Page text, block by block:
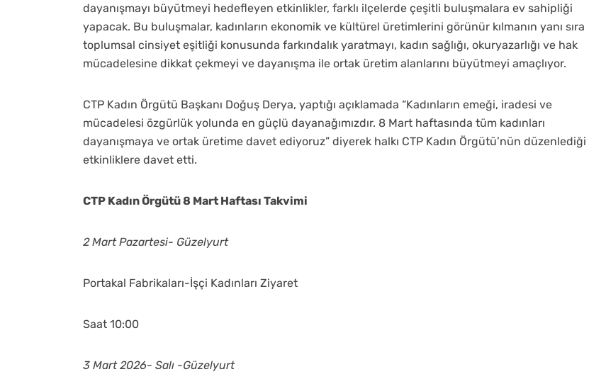
dayanışmayı büyütmeyi hedefleyen etkinlikler, farklı ilçelerde çeşitli buluşmalara ev sahipliği
yapacak. Bu buluşmalar, kadınların ekonomik ve kültürel üretimlerini görünür kılmanın yanı sıra
toplumsal cinsiyet eşitliği konusunda farkındalık yaratmayı, kadın sağlığı, okuryazarlığı ve hak
mücadelesine dikkat çekmeyi ve dayanışma ile ortak üretim alanlarını büyütmeyi amaçlıyor.
CTP Kadın Örgütü Başkanı Doğuş Derya, yaptığı açıklamada “Kadınların emeği, iradesi ve
mücadelesi özgürlük yolunda en güçlü dayanağımızdır. 8 Mart haftasında tüm kadınları
dayanışmaya ve ortak üretime davet ediyoruz” diyerek halkı CTP Kadın Örgütü’nün düzenlediği
etkinliklere davet etti.
CTP Kadın Örgütü 8 Mart Haftası Takvimi
2 Mart Pazartesi- Güzelyurt
Portakal Fabrikaları-İşçi Kadınları Ziyaret
Saat 10:00
3 Mart 2026- Salı -Güzelyurt